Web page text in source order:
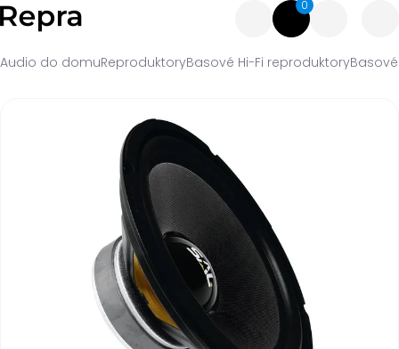
0
Audio do domuReproduktoryBasové Hi-Fi reproduktory